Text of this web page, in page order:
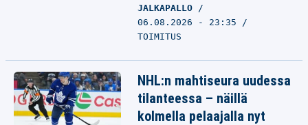
JALKAPALLO
06.08.2026 - 23:35
TOIMITUS
NHL:n mahtiseura uudessa
tilanteessa – näillä
kolmella pelaajalla nyt